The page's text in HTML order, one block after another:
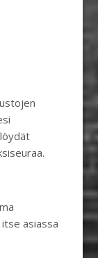
asiassa